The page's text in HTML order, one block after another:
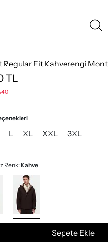
Regular Fit Kahverengi Mont
TL
L XL XXL 3XL
Renk:Kahve
Sepete Ekle